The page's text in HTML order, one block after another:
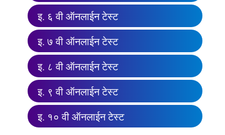
इ. ६ वी ऑनलाईन टेस्ट
इ. ७ वी ऑनलाईन टेस्ट
इ. ८ वी ऑनलाईन टेस्ट
इ. ९ वी ऑनलाईन टेस्ट
इ. १० वी ऑनलाईन टेस्ट